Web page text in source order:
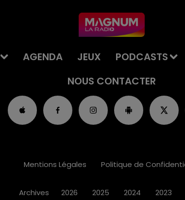
AGENDA JEUX PODCASTS
NOUS CONTACTER
Mentions Légales Politique de
Archives 2026 2025 2024 2023